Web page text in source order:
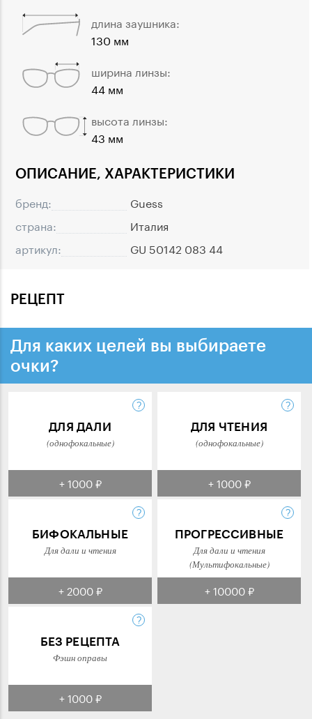
ОПИСАНИЕ, ХАРАКТЕРИСТИКИ
бренд:
Guess
страна:
Италия
артикул:
GU 50142 083 44
длина заушника:
130 мм
ширина линзы:
44 мм
высота линзы:
43 мм
РЕЦЕПТ
Для каких целей вы выбираете
очки?
ДЛЯ ДАЛИ
(однофокальные)
+ 1000 ₽
ДЛЯ ЧТЕНИЯ
(однофокальные)
+ 1000 ₽
БИФОКАЛЬНЫЕ
Для дали и чтения
+ 2000 ₽
ПРОГРЕССИВНЫЕ
Для дали и чтения
(Мультифокальные)
+ 10000 ₽
БЕЗ РЕЦЕПТА
Фэшн оправы
+ 1000 ₽